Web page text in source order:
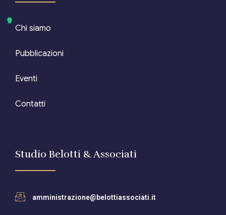
Chi siamo
Pubblicazioni
Eventi
Contatti
Studio Belotti & Associati
amministrazione@belottiassociati.it